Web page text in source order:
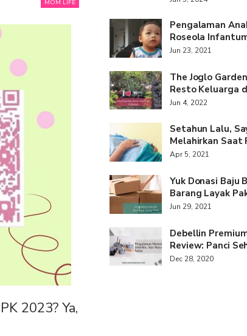
MOM LIFE
2023? Ya,
Pengalaman
Roseola
Jun 23, 2021
The Joglo
Resto Keluarga
Jun 4, 2022
Setahun Lalu,
Melahirkan Saat
Apr 5, 2021
Yuk Donasi Baju
Barang Layak
Jun 29, 2021
Debellin
Review: Panci
Dec 28, 2020